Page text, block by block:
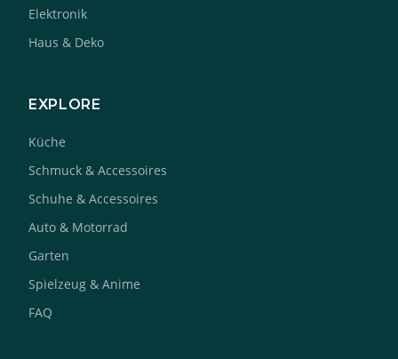
Elektronik
Haus & Deko
EXPLORE
Küche
Schmuck & Accessoires
Schuhe & Accessoires
Auto & Motorrad
Garten
Spielzeug & Anime
FAQ